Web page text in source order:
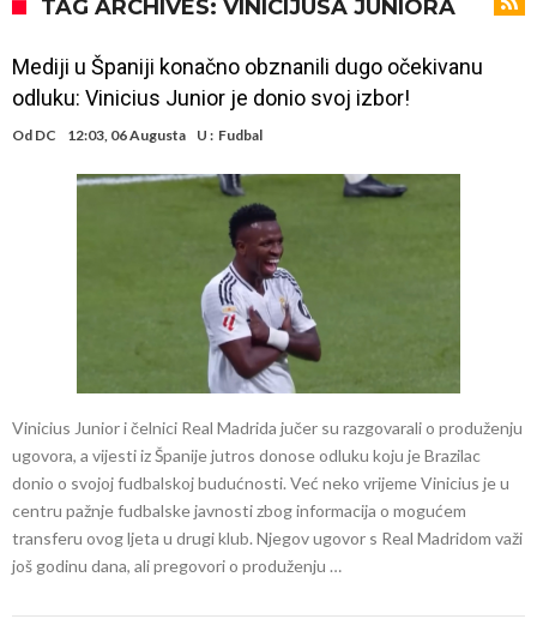
Ulazim na stadion da raznesem Mesija sa četiri bombe
Samo dva fudbalska velikana uspjela su ostvariti “nemoguće”! Jedan
od njih je Messi, znate li ko je drugi?
Прijelom u transferu Romera? Inter nema dovoljno sredstava,
Atletico prati situaciju.
TAG ARCHIVES: VINICIJUSA JUNIORA
Mediji u Španiji konačno obznanili dugo očekivanu
odluku: Vinicius Junior je donio svoj izbor!
Od DC 12:03, 06 Augusta U : Fudbal
Vinicius Junior i čelnici Real Madrida jučer su razgovarali o produženju
ugovora, a vijesti iz Španije jutros donose odluku koju je Brazilac
donio o svojoj fudbalskoj budućnosti. Već neko vrijeme Vinicius je u
centru pažnje fudbalske javnosti zbog informacija o mogućem
transferu ovog ljeta u drugi klub. Njegov ugovor s Real Madridom važi
još godinu dana, ali pregovori o produženju …